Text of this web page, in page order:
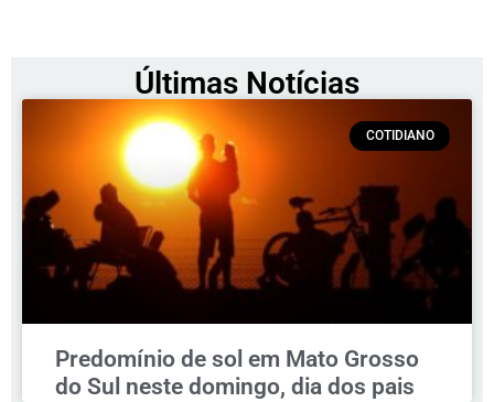
Últimas Notícias
COTIDIANO
Predomínio de sol em Mato Grosso
do Sul neste domingo, dia dos pais